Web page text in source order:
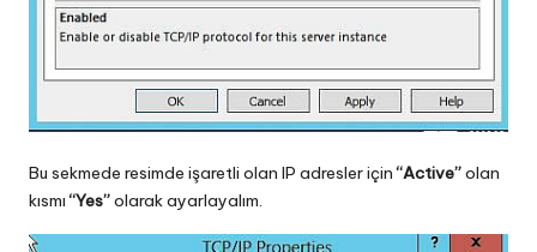
Bu sekmede resimde işaretli olan IP adresler için“Active”olan
kısmı“Yes”olarak ayarlayalım.